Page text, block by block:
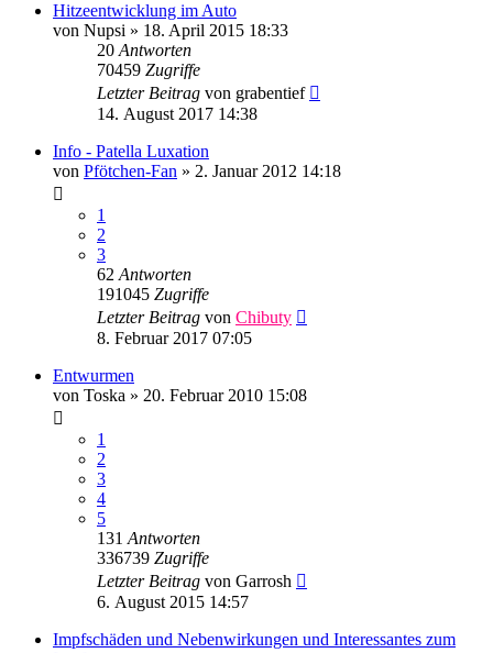
Hitzeentwicklung im Auto
von Nupsi » 18. April 2015 18:33
20 Antworten
70459 Zugriffe
Letzter Beitrag von grabentief
14. August 2017 14:38
Info - Patella Luxation
von Pfötchen-Fan » 2. Januar 2012 14:18
1
2
3
62 Antworten
191045 Zugriffe
Letzter Beitrag von Chibuty
8. Februar 2017 07:05
Entwurmen
von Toska » 20. Februar 2010 15:08
1
2
3
4
5
131 Antworten
336739 Zugriffe
Letzter Beitrag von Garrosh
6. August 2015 14:57
Impfschäden und Nebenwirkungen und Interessantes zum